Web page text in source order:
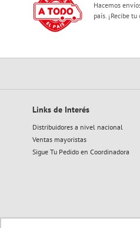
Hacemos
país. ¡Recibe
Links de Interés
Distribuidores a nivel nacional
Ventas mayoristas
Sigue Tu Pedido en Coordinadora